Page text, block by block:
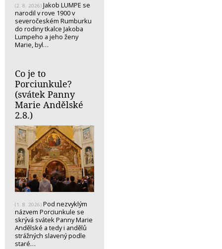
(2. 8. 2026) Jakob LUMPE se
narodil v rove 1900 v
severočeském Rumburku
do rodiny tkalce Jakoba
Lumpeho a jeho ženy
Marie, byl…
Co je to
Porciunkule?
(svátek Panny
Marie Andělské
2.8.)
(1. 8. 2026) Pod nezvyklým
názvem Porciunkule se
skrývá svátek Panny Marie
Andělské a tedy i andělů
strážných slavený podle
staré…